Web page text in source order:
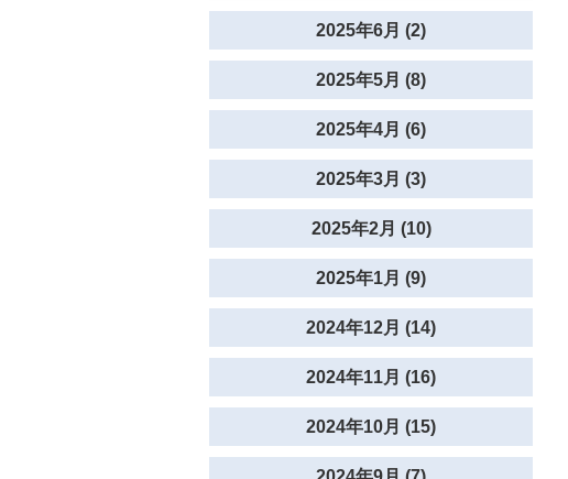
2025年6月 (2)
2025年5月 (8)
2025年4月 (6)
2025年3月 (3)
2025年2月 (10)
2025年1月 (9)
2024年12月 (14)
2024年11月 (16)
2024年10月 (15)